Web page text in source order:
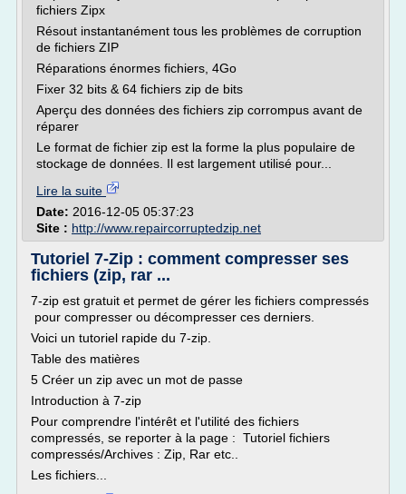
fichiers Zipx
Résout instantanément tous les problèmes de corruption
de fichiers ZIP
Réparations énormes fichiers, 4Go
Fixer 32 bits & 64 fichiers zip de bits
Aperçu des données des fichiers zip corrompus avant de
réparer
Le format de fichier zip est la forme la plus populaire de
stockage de données. Il est largement utilisé pour...
Lire la suite
Date: 2016-12-05 05:37:23
Site : http://www.repaircorruptedzip.net
Tutoriel 7-Zip : comment compresser ses
fichiers (zip, rar ...
7-zip est gratuit et permet de gérer les fichiers compressés
pour compresser ou décompresser ces derniers.
Voici un tutoriel rapide du 7-zip.
Table des matières
5 Créer un zip avec un mot de passe
Introduction à 7-zip
Pour comprendre l'intérêt et l'utilité des fichiers
compressés, se reporter à la page : Tutoriel fichiers
compressés/Archives : Zip, Rar etc..
Les fichiers...